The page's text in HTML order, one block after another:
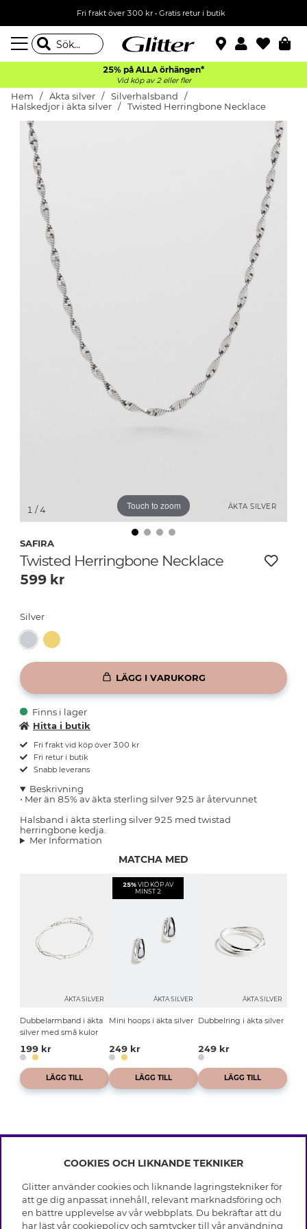
Fri frakt över 300 kr• Gratis retur i butik
25% på ALLA örhängen*
Vid köp av 2 eller fler
Hem Äkta silver
Silverhalsband
Halskedjor i äkta silver
Twisted Herringbone Necklace
ÄKTA SILVER
Touch to zoom
1 / 4
SAFIRA
Twisted Herringbone Necklace
599 kr
Silver
LÄGG I VARUKORG
Finns i lager
Hitta i butik
Fri frakt vid köp över 300 kr
Fri retur i butik
Snabb leverans
Beskrivning
• Mer än 85% av äkta sterling silver 925 är återvunnet
Halsband i äkta sterling silver 925 med twistad
herringbone kedja.
Mer Information
MATCHA MED
ÄKTA SILVER
Dubbelarmband i äkta
silver med små kulor
199 kr
LÄGG TILL
25% VID KÖP AV
MINST 2
ÄKTA SILVER
Mini hoops i äkta silver
249 kr
LÄGG TILL
ÄKTA SILVER
Dubbelring i äkta silver
249 kr
LÄGG TILL
INFO
Leverans
Villkor
Integritetspolicy
OM GLITTER
COOKIES OCH LIKNANDE TEKNIKER
Glitter använder cookies och liknande lagringstekniker för
att ge dig anpassat innehåll, relevant marknadsföring och
en bättre upplevelse av vår webbplats. Du bekräftar att du
har läst vår cookiepolicy och samtycker till vår användning